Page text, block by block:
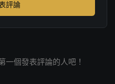
評論
一個發表評論的人吧！